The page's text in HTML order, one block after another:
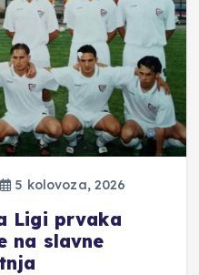
5 kolovoza, 2026
Ligi prvaka
na slavne